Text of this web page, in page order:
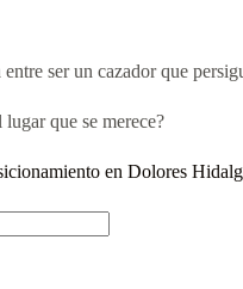
ser un cazador que
que se merece?
en Dolores